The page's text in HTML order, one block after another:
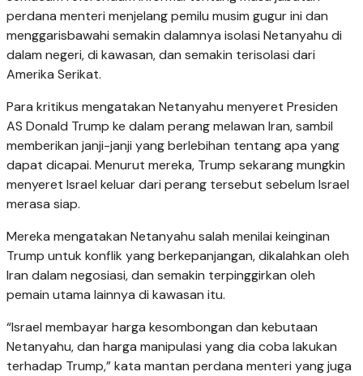
perdana menteri menjelang pemilu musim gugur ini dan
menggarisbawahi semakin dalamnya isolasi Netanyahu di
dalam negeri, di kawasan, dan semakin terisolasi dari
Amerika Serikat.
Para kritikus mengatakan Netanyahu menyeret Presiden
AS Donald Trump ke dalam perang melawan Iran, sambil
memberikan janji-janji yang berlebihan tentang apa yang
dapat dicapai. Menurut mereka, Trump sekarang mungkin
menyeret Israel keluar dari perang tersebut sebelum Israel
merasa siap.
Mereka mengatakan Netanyahu salah menilai keinginan
Trump untuk konflik yang berkepanjangan, dikalahkan oleh
Iran dalam negosiasi, dan semakin terpinggirkan oleh
pemain utama lainnya di kawasan itu.
“Israel membayar harga kesombongan dan kebutaan
Netanyahu, dan harga manipulasi yang dia coba lakukan
terhadap Trump,” kata mantan perdana menteri yang juga